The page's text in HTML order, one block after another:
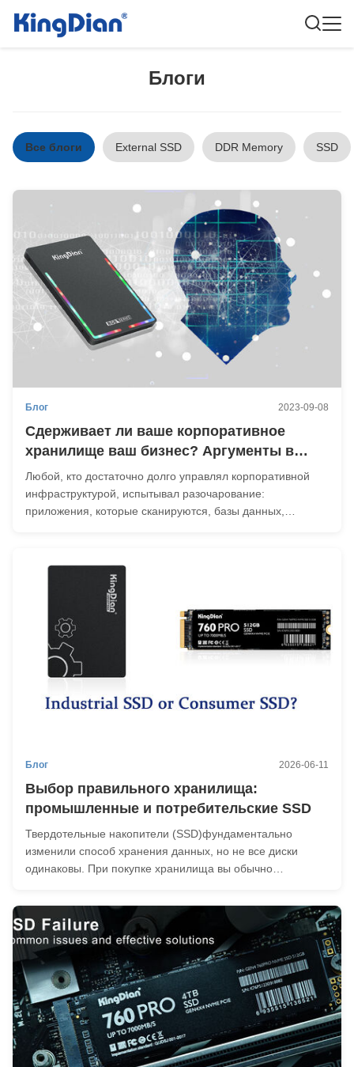
Блоги
Все блоги External SSD DDR Memory SSD
Блог 2023-09-08
Сдерживает ли ваше корпоративное
хранилище ваш бизнес? Аргументы в
пользу твердотельных накопителей
Любой, кто достаточно долго управлял корпоративной
инфраструктурой, испытывал разочарование:
приложения, которые сканируются, базы данных,
программное обеспечение, а то, что находится под ним.
Традиционные ...
Блог 2026-06-11
Выбор правильного хранилища:
промышленные и потребительские SSD
Твердотельные накопители (SSD)фундаментально
изменили способ хранения данных, но не все диски
одинаковы. При покупке хранилища вы обычно
потребительским. Хотя оба хранят данные, они созданы
для совершенно разных миров. Чтобы помочь вам
сделать правил...